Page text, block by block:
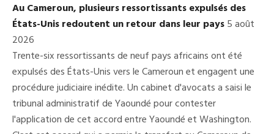
Au Cameroun, plusieurs ressortissants expulsés des
États-Unis redoutent un retour dans leur pays5 août
2026
Trente-six ressortissants de neuf pays africains ont été
expulsés des États-Unis vers le Cameroun et engagent une
procédure judiciaire inédite. Un cabinet d'avocats a saisi le
tribunal administratif de Yaoundé pour contester
l'application de cet accord entre Yaoundé et Washington.